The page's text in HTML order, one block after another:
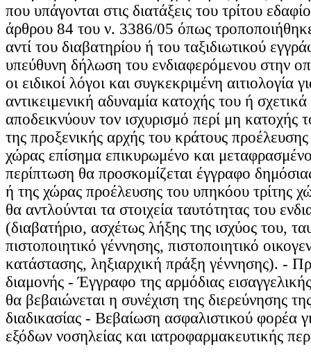
που υπάγονται στις διατάξεις του τρίτου
άρθρου 84 του ν. 3386/05 όπως
αντί του διαβατηρίου ή του ταξιδιωτικού
υπεύθυνη δήλωση του ενδιαφερόμενου στην
οι ειδικοί λόγοι και συγκεκριμένη αιτιολογία
αντικειμενική αδυναμία κατοχής του ή
αποδεικνύουν τον ισχυρισμό περί μη κατοχής
της προξενικής αρχής του κράτους
χώρας επίσημα επικυρωμένο και
περίπτωση θα προσκομίζεται έγγραφο
ή της χώρας προέλευσης του υπηκόου τρίτης
θα αντλούνται τα στοιχεία ταυτότητας του
(διαβατήριο, ασχέτως λήξης της ισχύος του,
πιστοποιητικό γέννησης, πιστοποιητικό
κατάστασης, ληξιαρχική πράξη γέννησης). -
διαμονής - Έγγραφο της αρμόδιας
θα βεβαιώνεται η συνέχιση της διερεύνησης
διαδικασίας - Βεβαίωση ασφαλιστικού φορέα
εξόδων νοσηλείας και ιατροφαρμακευτικής